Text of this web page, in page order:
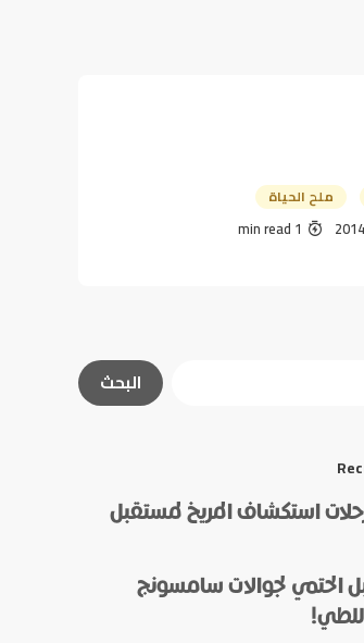
ملح الحياة
1 min read
البحث
استكشاف المريخ لمستقبل
الحتمي لجوالات سامسونج
للطي!